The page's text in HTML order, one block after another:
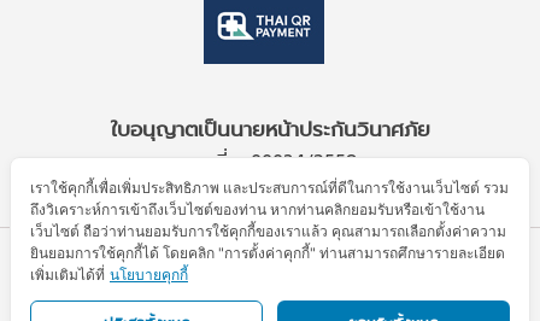
ใบอนุญาตเป็นนายหน้าประกันวินาศภัย
เลขที่ ว00034/2559
© Allianz Partners 2026. All Rights Reserved.
แผนผังเว็บไซต์
เราใช้คุกกี้เพื่อเพิ่มประสิทธิภาพ และประสบการณ์ที่ดีในการใช้งานเว็บไซต์ รวม
ถึงวิเคราะห์การเข้าถึงเว็บไซต์ของท่าน หากท่านคลิกยอมรับหรือเข้าใช้งาน
เว็บไซต์ ถือว่าท่านยอมรับการใช้คุกกี้ของเราแล้ว คุณสามารถเลือกตั้งค่าความ
ยินยอมการใช้คุกกี้ได้ โดยคลิก "การตั้งค่าคุกกี้" ท่านสามารถศึกษารายละเอียด
เพิ่มเติมได้ที่ นโยบายคุกกี้